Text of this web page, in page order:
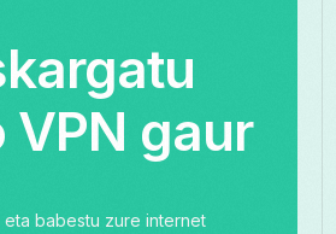
VPN gaur
babestu zure internet